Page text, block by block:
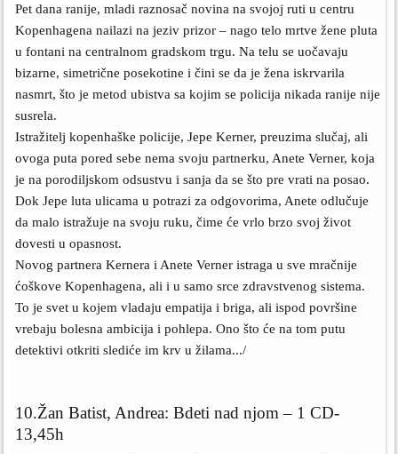
Pet dana ranije, mladi raznosač novina na svojoj ruti u centru
Kopenhagena nailazi na jeziv prizor – nago telo mrtve žene pluta
u fontani na centralnom gradskom trgu. Na telu se uočavaju
bizarne, simetrične posekotine i čini se da je žena iskrvarila
nasmrt, što je metod ubistva sa kojim se policija nikada ranije nije
susrela.
Istražitelj kopenhaške policije, Jepe Kerner, preuzima slučaj, ali
ovoga puta pored sebe nema svoju partnerku, Anete Verner, koja
je na porodiljskom odsustvu i sanja da se što pre vrati na posao.
Dok Jepe luta ulicama u potrazi za odgovorima, Anete odlučuje
da malo istražuje na svoju ruku, čime će vrlo brzo svoj život
dovesti u opasnost.
Novog partnera Kernera i Anete Verner istraga u sve mračnije
ćoškove Kopenhagena, ali i u samo srce zdravstvenog sistema.
To je svet u kojem vladaju empatija i briga, ali ispod površine
vrebaju bolesna ambicija i pohlepa. Ono što će na tom putu
detektivi otkriti slediće im krv u žilama.../
10.Žan Batist, Andrea: Bdeti nad njom – 1 CD-
13,45h